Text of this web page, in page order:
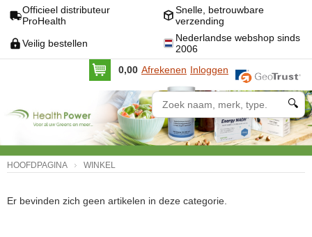
Officieel distributeur
ProHealth
Snelle, betrouwbare
verzending
Veilig bestellen
Nederlandse webshop sinds
2006
0,00 Afrekenen Inloggen
🔍
HOOFDPAGINA WINKEL
Er bevinden zich geen artikelen in deze categorie.